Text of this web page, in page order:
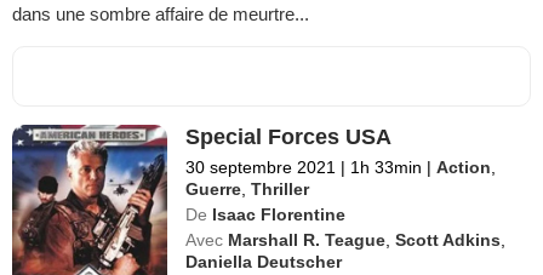
dans une sombre affaire de meurtre...
Special Forces USA
30 septembre 2021 | 1h 33min | Action
Guerre ,Thriller
De Isaac Florentine
Avec Marshall R. Teague ,Scott Adkins
Daniella Deutscher